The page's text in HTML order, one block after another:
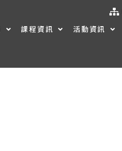
課程資訊 活動資訊